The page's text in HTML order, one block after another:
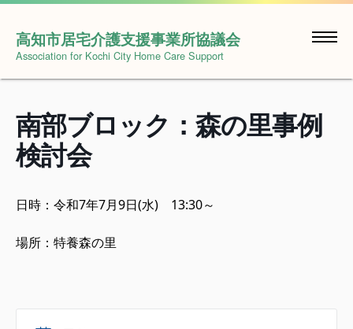
Skip
content
高知市居宅介護支援事業所協議会
Association for Kochi City Home Care Support
南部ブロック：森の里事例
検討会
日時：令和7年7月9日(水) 13:30～
場所：特養森の里